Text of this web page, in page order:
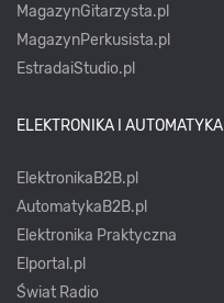
MagazynGitarzysta.pl
MagazynPerkusista.pl
EstradaiStudio.pl
ELEKTRONIKA I AUTOMATYKA
ElektronikaB2B.pl
AutomatykaB2B.pl
Elektronika Praktyczna
Elportal.pl
Świat Radio